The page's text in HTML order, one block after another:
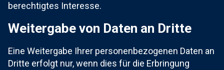
berechtigtes Interesse.
Weitergabe von Daten an Dritte
Eine Weitergabe Ihrer personenbezogenen Daten an
Dritte erfolgt nur, wenn dies für die Erbringung